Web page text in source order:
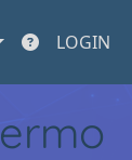
LOGIN